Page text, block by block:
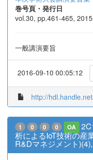
巻号頁・発行日
vol.30, pp.461-465,
一般講演要旨
2016-09-10 00:05:12
http://
1 0 0 0 OA
析によるIoT技術の産
R&Dマネジメント